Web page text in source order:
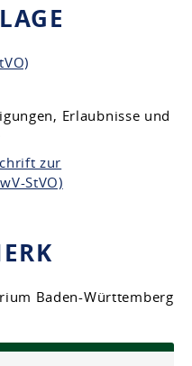
Erlaubnisse und
zur
StVO)
Baden-Württemberg